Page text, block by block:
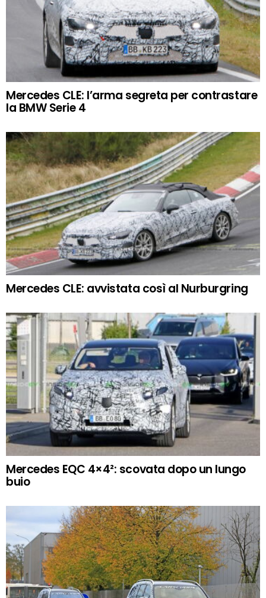
Mercedes CLE: l’arma segreta per contrastare
la BMW Serie 4
Mercedes CLE: avvistata così al Nurburgring
Mercedes EQC 4×4²: scovata dopo un lungo
buio